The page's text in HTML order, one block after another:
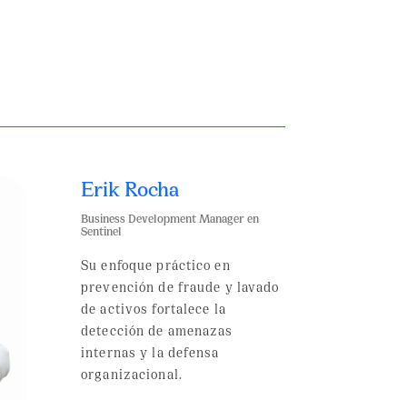
Erik Rocha
Business Development Manager en
Sentinel
Su enfoque práctico en
prevención de fraude y lavado
de activos fortalece la
detección de amenazas
internas y la defensa
organizacional.